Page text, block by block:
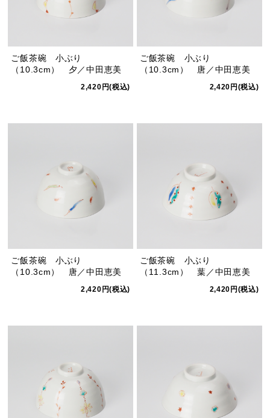
ご飯茶碗 小ぶり
（10.3cm） 夕／中田恵美
2,420円(税込)
ご飯茶碗 小ぶり
（10.3cm） 唐／中田恵美
2,420円(税込)
ご飯茶碗 小ぶり
（10.3cm） 唐／中田恵美
2,420円(税込)
ご飯茶碗 小ぶり
（11.3cm） 葉／中田恵美
2,420円(税込)